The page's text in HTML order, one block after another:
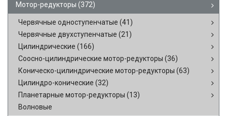
Мотор-редукторы (372)
Червячные одноступенчатые (41)
Червячные двухступенчатые (21)
Цилиндрические (166)
Соосно-цилиндрические мотор-редукторы (36)
Коническо-цилиндрические мотор-редукторы (63)
Цилиндро-конические (32)
Планетарные мотор-редукторы (13)
Волновые